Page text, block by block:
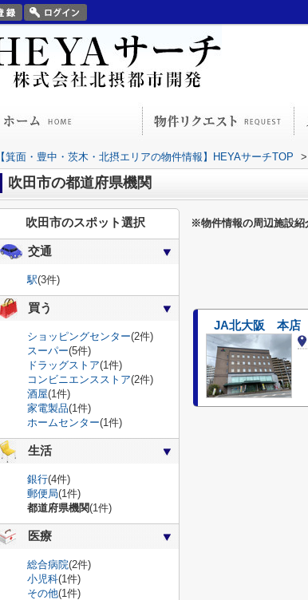
【箕面・豊中・茨木・北摂エリアの物件情報】HEYAサーチTOP >
吹田市の都道府県機関
※物件情報の周辺施設紹
JA北大阪 本店
吹田市のスポット選択
交通
駅(3件)
買う
ショッピングセンター(2件)
スーパー(5件)
ドラッグストア(1件)
コンビニエンスストア(2件)
酒屋(1件)
家電製品(1件)
ホームセンター(1件)
生活
銀行(4件)
郵便局(1件)
都道府県機関(1件)
医療
総合病院(2件)
小児科(1件)
その他(1件)